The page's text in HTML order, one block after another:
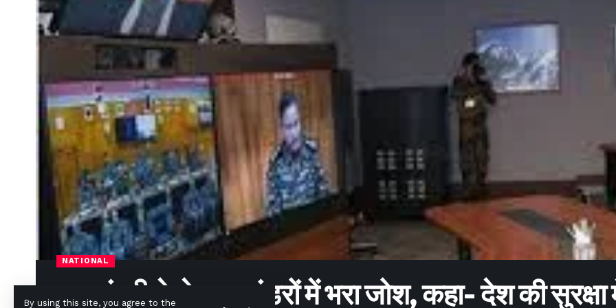
By using this site, you agree to the
NATIONAL
रक्षा मंत्री ने सेना कमांडरों में भरा जोश, कहा- देश की सुरक्षा